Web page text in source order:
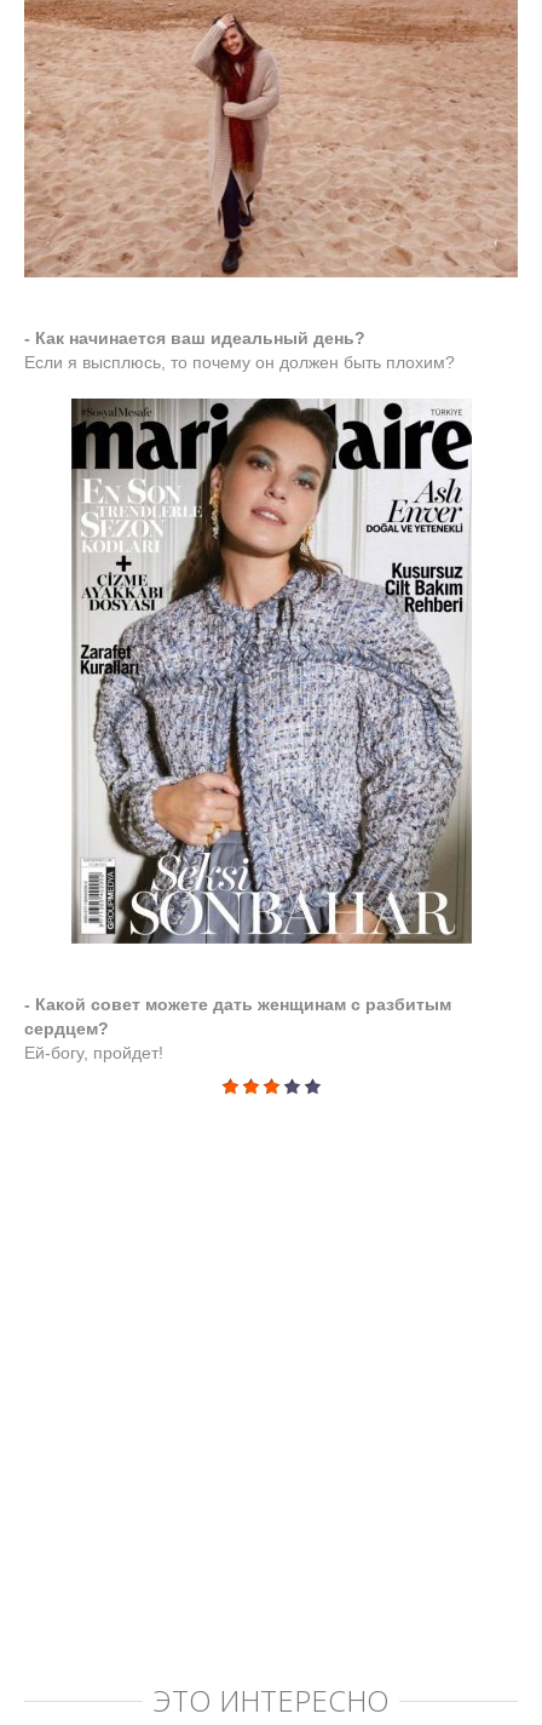
- Как начинается ваш идеальный день?
Если я высплюсь, то почему он должен быть плохим?
- Какой совет можете дать женщинам с разбитым
сердцем?
Ей-богу, пройдет!
ЭТО ИНТЕРЕСНО